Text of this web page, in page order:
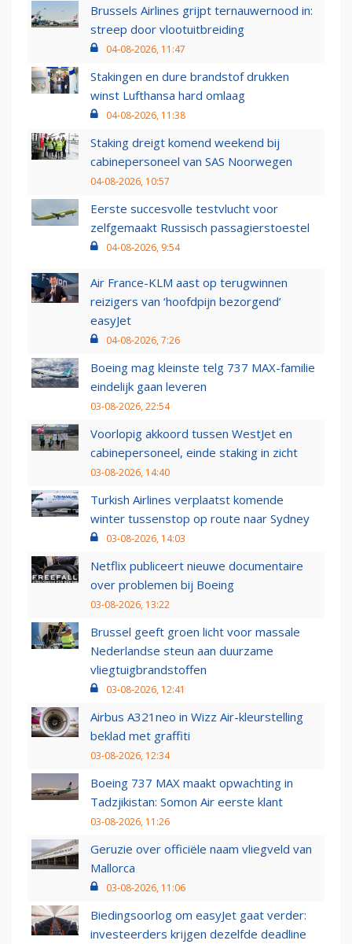
Brussels Airlines grijpt ternauwernood in:
streep door vlootuitbreiding
04-08-2026, 11:47
Stakingen en dure brandstof drukken
winst Lufthansa hard omlaag
04-08-2026, 11:38
Staking dreigt komend weekend bij
cabinepersoneel van SAS Noorwegen
04-08-2026, 10:57
Eerste succesvolle testvlucht voor
zelfgemaakt Russisch passagierstoestel
04-08-2026, 9:54
Air France-KLM aast op terugwinnen
reizigers van ‘hoofdpijn bezorgend’
easyJet
04-08-2026, 7:26
Boeing mag kleinste telg 737 MAX-familie
eindelijk gaan leveren
03-08-2026, 22:54
Voorlopig akkoord tussen WestJet en
cabinepersoneel, einde staking in zicht
03-08-2026, 14:40
Turkish Airlines verplaatst komende
winter tussenstop op route naar Sydney
03-08-2026, 14:03
Netflix publiceert nieuwe documentaire
over problemen bij Boeing
03-08-2026, 13:22
Brussel geeft groen licht voor massale
Nederlandse steun aan duurzame
vliegtuigbrandstoffen
03-08-2026, 12:41
Airbus A321neo in Wizz Air-kleurstelling
beklad met graffiti
03-08-2026, 12:34
Boeing 737 MAX maakt opwachting in
Tadzjikistan: Somon Air eerste klant
03-08-2026, 11:26
Geruzie over officiële naam vliegveld van
Mallorca
03-08-2026, 11:06
Biedingsoorlog om easyJet gaat verder:
investeerders krijgen dezelfde deadline